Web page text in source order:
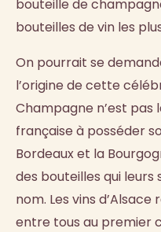
bouteille de
bouteilles de vin les
On pourrait se
l’origine de cette
Champagne n’est pas
française à posséder
Bordeaux et la
des bouteilles qui
nom. Les vins
entre tous au premier